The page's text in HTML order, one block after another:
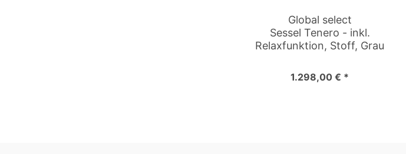
Global select
Sessel Tenero - inkl.
Relaxfunktion, Stoff, Grau
1.298,00 € *